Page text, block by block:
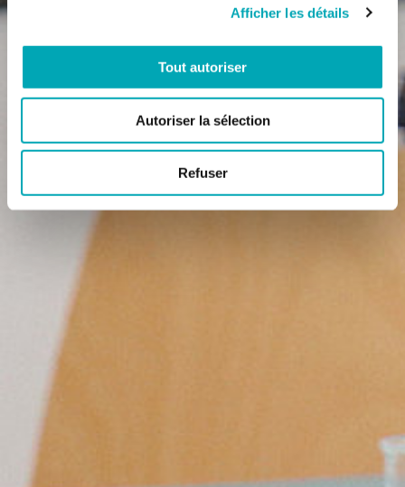
Afficher les détails
Tout autoriser
Autoriser la sélection
Refuser